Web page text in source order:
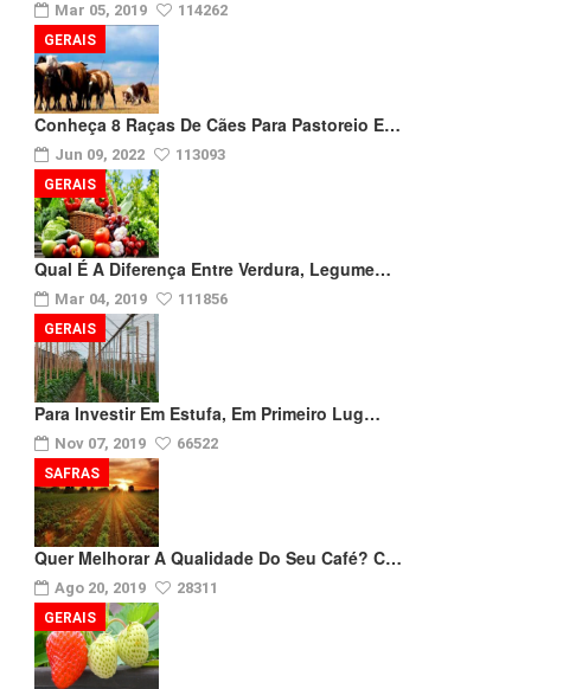
Mar 05, 2019 114262
Conheça 8 Raças De Cães Para Pastoreio E…
Jun 09, 2022 113093
GERAIS
Qual É A Diferença Entre Verdura, Legume…
Mar 04, 2019 111856
GERAIS
Para Investir Em Estufa, Em Primeiro Lug…
Nov 07, 2019 66522
GERAIS
Quer Melhorar A Qualidade Do Seu Café? C…
Ago 20, 2019 28311
SAFRAS
GERAIS